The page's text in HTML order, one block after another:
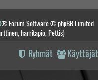
® Forum Software © phpBB Limited
harritapio, Pettis)
Käyttäjät
Ryhmät